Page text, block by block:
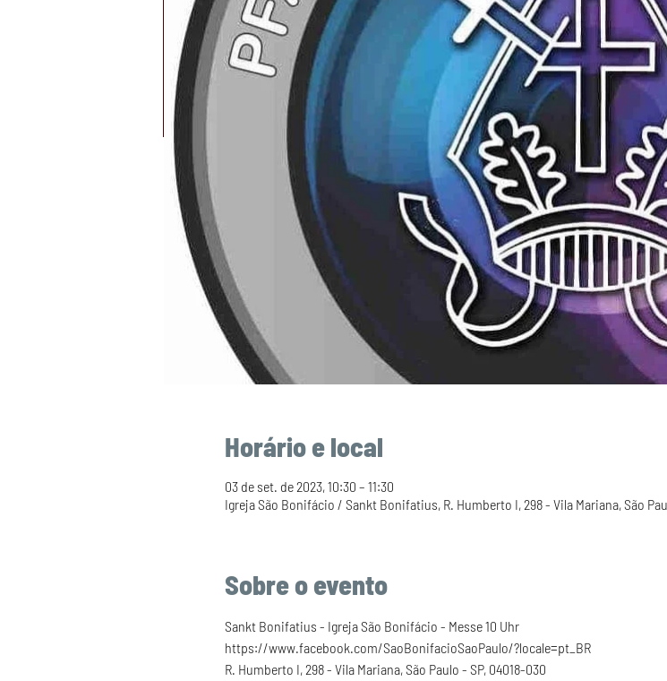
Horário e local
03 de set. de 2023, 10:30 – 11:30
Igreja São Bonifácio / Sankt Bonifatius, R. Humberto I, 298 - Vila Mariana, São
Sobre o evento
Sankt Bonifatius - Igreja São Bonifácio - Messe 10 Uhr
https://www.facebook.com/SaoBonifacioSaoPaulo/?locale=pt_BR
R. Humberto I, 298 - Vila Mariana, São Paulo - SP, 04018-030